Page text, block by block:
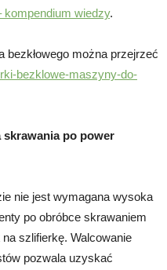
kompendium wiedzy.
bezkłowego można przejrzeć
bezklowe-maszyny-do-
skrawania po power
nie jest wymagana wysoka
po obróbce skrawaniem
szlifierkę. Walcowanie
pozwala uzyskać